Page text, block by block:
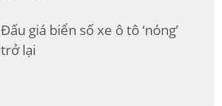
Đấu giá biển số xe ô tô ‘nóng’
trở lại